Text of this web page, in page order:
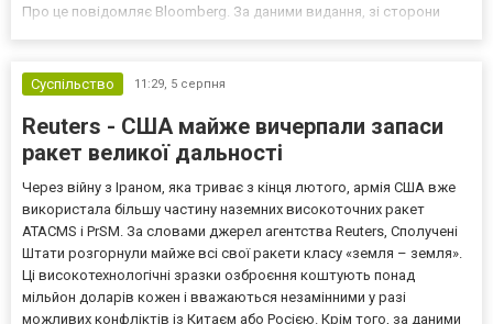
Про це повідомляє Bloomberg. За даними видання, зі сторони
Суспільство
11:29, 5 серпня
Reuters - США майже вичерпали запаси
ракет великої дальності
Через війну з Іраном, яка триває з кінця лютого, армія США вже
використала більшу частину наземних високоточних ракет
ATACMS і PrSM. За словами джерел агентства Reuters, Сполучені
Штати розгорнули майже всі свої ракети класу «земля – земля».
Ці високотехнологічні зразки озброєння коштують понад
мільйон доларів кожен і вважаються незамінними у разі
можливих конфліктів із Китаєм або Росією. Крім того, за даними